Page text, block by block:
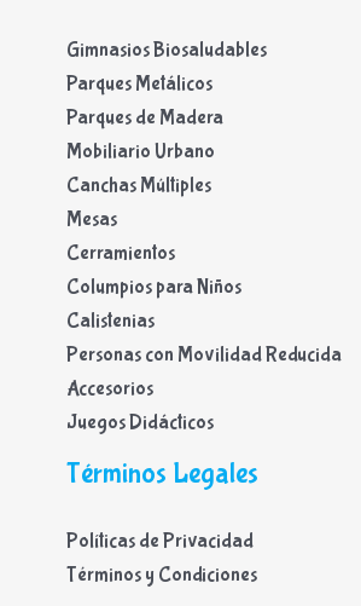
Gimnasios Biosaludables
Parques Metálicos
Parques de Madera
Mobiliario Urbano
Canchas Múltiples
Mesas
Cerramientos
Columpios para Niños
Calistenias
Personas con Movilidad Reducida
Accesorios
Juegos Didácticos
Términos Legales
Políticas de Privacidad
Términos y Condiciones